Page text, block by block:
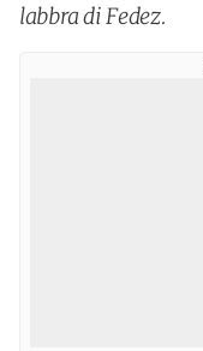
labbra di Fedez.